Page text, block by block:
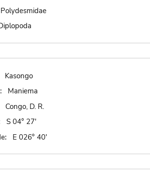
Polydesmidae
Kasongo
Maniema
Congo, D. R.
S 04° 27'
E 026° 40'